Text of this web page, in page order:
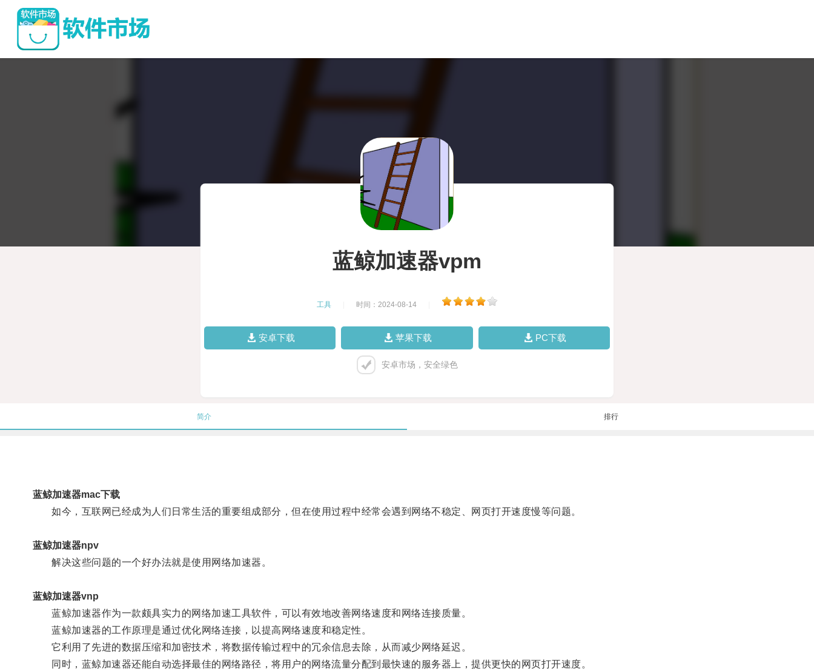
蓝鲸加速器vpm
工具 时间：2024-08-14
安卓下载 苹果下载 PC下载
安卓市场，安全绿色
简介 排行
蓝鲸加速器mac下载
如今，互联网已经成为人们日常生活的重要组成部分，但在使用过程中经常会遇到网络不稳定、网页打开速度慢等问题。
蓝鲸加速器npv
解决这些问题的一个好办法就是使用网络加速器。
蓝鲸加速器vnp
蓝鲸加速器作为一款颇具实力的网络加速工具软件，可以有效地改善网络速度和网络连接质量。
蓝鲸加速器的工作原理是通过优化网络连接，以提高网络速度和稳定性。
它利用了先进的数据压缩和加密技术，将数据传输过程中的冗余信息去除，从而减少网络延迟。
同时，蓝鲸加速器还能自动选择最佳的网络路径，将用户的网络流量分配到最快速的服务器上，提供更快的网页打开速度。